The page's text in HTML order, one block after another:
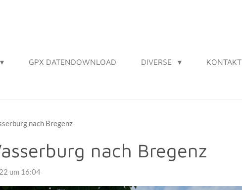
GPX DATENDOWNLOAD DIVERSE KONTAKT
nach Bregenz
nach Bregenz
um 16:04